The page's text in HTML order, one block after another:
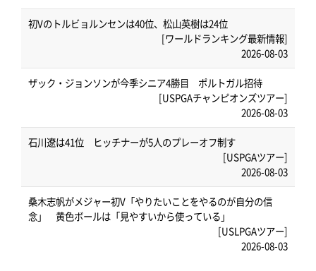
初Vのトルビョルンセンは40位、松山英樹は24位
[ワールドランキング最新情報]
2026-08-03
ザック・ジョンソンが今季シニア4勝目 ポルトガル招待
[USPGAチャンピオンズツアー]
2026-08-03
石川遼は41位 ヒッチナーが5人のプレーオフ制す
[USPGAツアー]
2026-08-03
桑木志帆がメジャー初V「やりたいことをやるのが自分の信
念」 黄色ボールは「見やすいから使っている」
[USLPGAツアー]
2026-08-03